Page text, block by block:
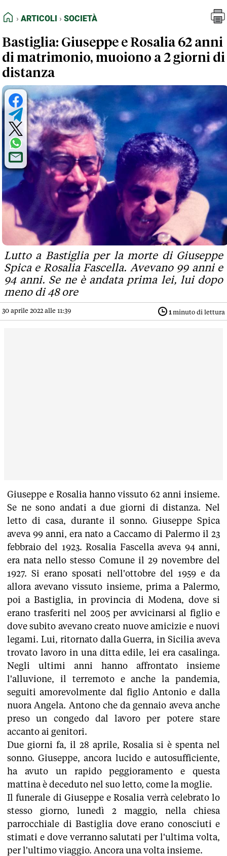
FEED RSS
NORMATIVE DEONTOLOGICHE
TERMINI e CONDIZIONI
HOME
ARTICOLI SOCIETÀ
Bastiglia: Giuseppe e Rosalia 62 anni
di matrimonio, muoiono a 2 giorni di
distanza
Lutto a Bastiglia per la morte di Giuseppe
Spica e Rosalia Fascella. Avevano 99 anni e
94 anni. Se ne è andata prima lei, lui dopo
meno di 48 ore
30 aprile 2022 alle 11:39 1 minuto di lettura
Giuseppe e Rosalia hanno vissuto 62 anni insieme.
Se ne sono andati a due giorni di distanza. Nel
letto di casa, durante il sonno. Giuseppe Spica
aveva 99 anni, era nato a Caccamo di Palermo il 23
febbraio del 1923. Rosalia Fascella aveva 94 anni,
era nata nello stesso Comune il 29 novembre del
1927. Si erano sposati nell'ottobre del 1959 e da
allora avevano vissuto insieme, prima a Palermo,
poi a Bastiglia, in provincia di Modena, dove si
erano trasferiti nel 2005 per avvicinarsi al figlio e
dove subito avevano creato nuove amicizie e nuovi
legami. Lui, ritornato dalla Guerra, in Sicilia aveva
trovato lavoro in una ditta edile, lei era casalinga.
Negli ultimi anni hanno affrontato insieme
l'alluvione, il terremoto e anche la pandemia,
seguiti amorevolmente dal figlio Antonio e dalla
nuora Angela. Antono che da gennaio aveva anche
preso un congedo dal lavoro per potere stare
accanto ai genitori.
Due giorni fa, il 28 aprile, Rosalia si è spenta nel
sonno. Giuseppe, ancora lucido e autosufficiente,
ha avuto un rapido peggioramento e questa
mattina è deceduto nel suo letto, come la moglie.
Il funerale di Giuseppe e Rosalia verrà celebrato lo
stesso giorno, lunedì 2 maggio, nella chiesa
parrocchiale di Bastiglia dove erano conosciuti e
stimati e dove verranno salutati per l'ultima volta,
per l'ultimo viaggio. Ancora una volta insieme.